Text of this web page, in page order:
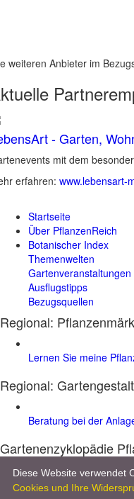
weiteren Anbieter im
- Garten,
mit dem
erfahren: www.lebensart-
Startseite
Über PflanzenReich
Botanischer Index
Themenwelten
Gartenveranstaltungen
Ausflugstipps
Bezugsquellen
Regional:
Lernen Sie meine
Regional:
Beratung bei der
Gartenenzyklopädie
Entdecken Sie im
Werben & Kooperationen|
Diese Website verwendet
Cookies und Ihre